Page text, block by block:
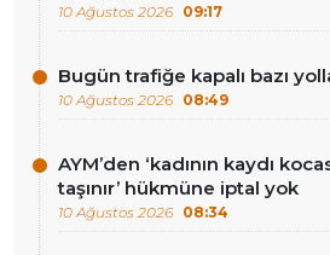
10 Ağustos 2026 09:17
Bugün trafiğe kapalı bazı
10 Ağustos 2026 08:49
AYM’den ‘kadının kaydı
taşınır’ hükmüne iptal yok
10 Ağustos 2026 08:34